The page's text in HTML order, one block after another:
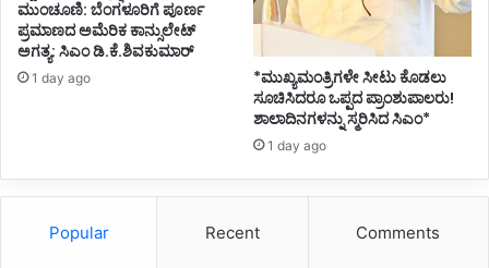
ಮುಂಚೂಣಿ: ಬೆಂಗಳೂರಿಗೆ ಪೂರ್ಣ
ಪ್ರಮಾಣದ ಅಮೆರಿಕ ಕಾನ್ಸುಲೇಟ್
ಅಗತ್ಯ: ಸಿಎಂ ಡಿ.ಕೆ.ಶಿವಕುಮಾರ್
1 day ago
*ಮುಖ್ಯಮಂತ್ರಿಗಳೇ ಸೀಟು ಕೊಡಲು
ಸೂಚಿಸಿದರೂ ಒಪ್ಪದ ಪ್ರಾಂಶುಪಾಲರು!
ಶಾಲಾದಿನಗಳನ್ನು ಸ್ಮರಿಸಿದ ಸಿಎಂ*
1 day ago
Popular Recent Comments